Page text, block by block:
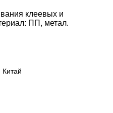
клеевых и
ПП, метал.
Китай